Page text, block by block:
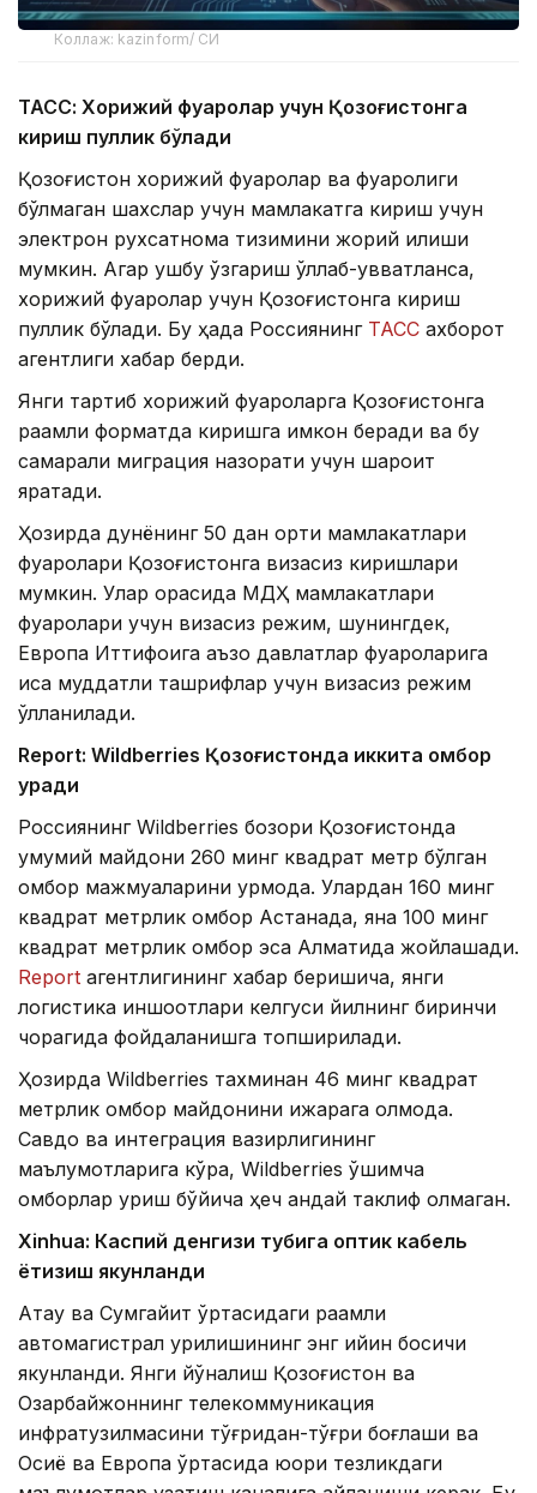
Коллаж: kazinform/ СИ
ТАСС: Хорижий фуқаролар учун Қозоғистонга
кириш пуллик бўлади
Қозоғистон хорижий фуқаролар ва фуқаролиги
бўлмаган шахслар учун мамлакатга кириш учун
электрон рухсатнома тизимини жорий қилиши
мумкин. Агар ушбу ўзгариш қўллаб-қувватланса,
хорижий фуқаролар учун Қозоғистонга кириш
пуллик бўлади. Бу ҳақда Россиянинг ТАСС ахборот
агентлиги хабар берди.
Янги тартиб хорижий фуқароларга Қозоғистонга
рақамли форматда киришга имкон беради ва бу
самарали миграция назорати учун шароит
яратади.
Ҳозирда дунёнинг 50 дан ортиқ мамлакатлари
фуқаролари Қозоғистонга визасиз киришлари
мумкин. Улар орасида МДҲ мамлакатлари
фуқаролари учун визасиз режим, шунингдек,
Европа Иттифоқига аъзо давлатлар фуқароларига
қисқа муддатли ташрифлар учун визасиз режим
қўлланилади.
Report: Wildberries Қозоғистонда иккита омбор
қуради
Россиянинг Wildberries бозори Қозоғистонда
умумий майдони 260 минг квадрат метр бўлган
омбор мажмуаларини қурмоқда. Улардан 160 минг
квадрат метрлик омбор Астанада, яна 100 минг
квадрат метрлик омбор эса Алматида жойлашади.
Report агентлигининг хабар беришича, янги
логистика иншоотлари келгуси йилнинг биринчи
чорагида фойдаланишга топширилади.
Ҳозирда Wildberries тахминан 46 минг квадрат
метрлик омбор майдонини ижарага олмоқда.
Савдо ва интеграция вазирлигининг
маълумотларига кўра, Wildberries қўшимча
омборлар қуриш бўйича ҳеч қандай таклиф олмаган.
Xinhuа: Каспий денгизи тубига оптик кабель
ётқизиш якунланди
Ақтау ва Сумгайит ўртасидаги рақамли
автомагистрал қурилишининг энг қийин босқичи
якунланди. Янги йўналиш Қозоғистон ва
Озарбайжоннинг телекоммуникация
инфратузилмасини тўғридан-тўғри боғлаши ва
Осиё ва Европа ўртасида юқори тезликдаги